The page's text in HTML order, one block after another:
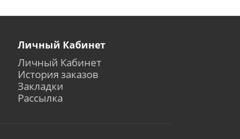
Личный Кабинет
Личный Кабинет
История заказов
Закладки
Рассылка